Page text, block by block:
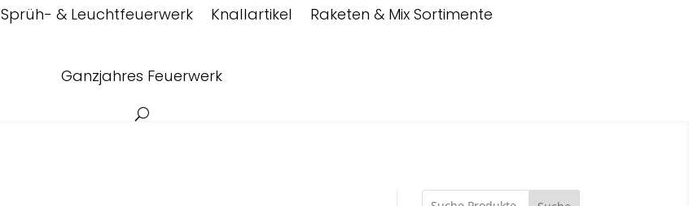
Sprüh- & Leuchtfeuerwerk Knallartikel Raketen & Mix Sortimente
Ganzjahres Feuerwerk